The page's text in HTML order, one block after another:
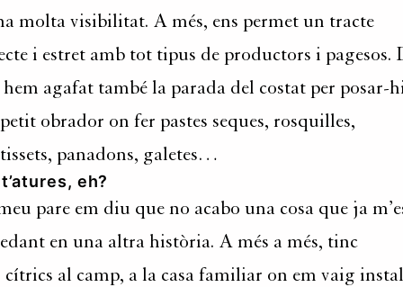
molta visibilitat. A més, ens permet un tracte
i estret amb tot tipus de productors i pagesos.
agafat també la parada del costat per posar-
obrador on fer pastes seques, rosquilles,
panadons, galetes…
eh?
pare em diu que no acabo una cosa que ja
en una altra història. A més a més, tinc
cítrics al camp, a la casa familiar on em vaig